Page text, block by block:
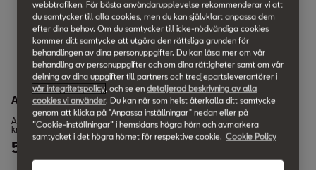
LADDHYBRID
1.5 e-HYBRID 204 hk (150 Kw) laddhybrid
Acceleration
Acceleration 0-80
km/h
5.7
Acceleration 0-100
km/h
Acceleration (80-120
km/h) 5V:
webbtrafiken. För bästa användarupplevelse rekommenderar vi att
du samtycker till alla cookies, men du kan självklart anpassa dem
efter dina behov. Om du samtycker till icke-nödvändiga cookies
kommer ditt samtycke att utgöra den rättsliga grunden för
behandlingen av dina personuppgifter. Du kan läsa mer om vår
behandling av personuppgifter och om dina rättigheter samt om vår
delning av dina uppgifter till partners och tredjepartsleverantörer i
vår integritetspolicy , och se en detaljerad beskrivning av alla
cookies vi använder. Du kan när som helst återkalla ditt samtycke
genom att klicka på "Anpassa inställningar" nedan eller på
”Cookie-inställningar” i hemsidans högra hörn och avmarkera
samtycket i det högra hörnet för respektive cookie. Cookie Policy